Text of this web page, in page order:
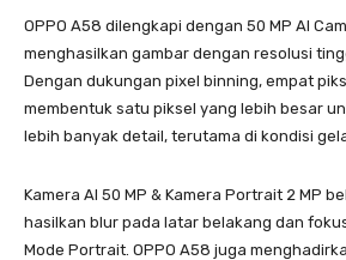
OPPO A58 dilengkapi dengan 50 MP AI
menghasilkan gambar dengan resolusi
Dengan dukungan pixel binning, empat
membentuk satu piksel yang lebih besar
lebih banyak detail, terutama di kondisi
Kamera AI 50 MP & Kamera Portrait 2 MP
hasilkan blur pada latar belakang dan
Mode Portrait. OPPO A58 juga